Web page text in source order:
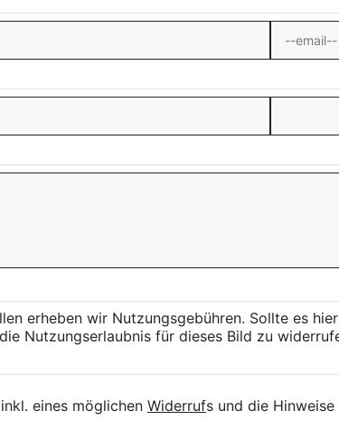
erheben wir Nutzungsgebühren. Sollte es
Nutzungserlaubnis für dieses Bild zu
inkl. eines möglichen Widerrufs und die Hinweise